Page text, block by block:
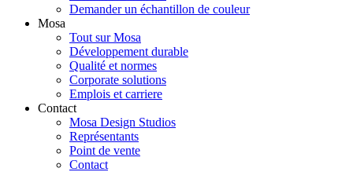
Demander un échantillon de couleur
Mosa
Tout sur Mosa
Développement durable
Qualité et normes
Corporate solutions
Emplois et carriere
Contact
Mosa Design Studios
Représentants
Point de vente
Contact